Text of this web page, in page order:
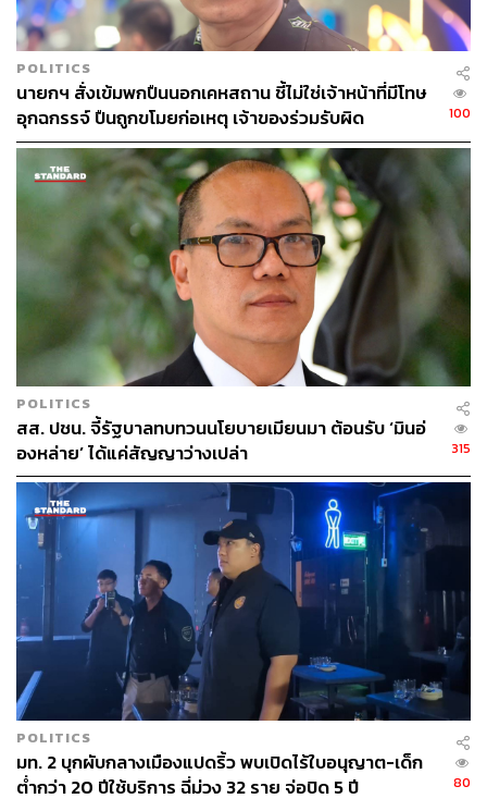
POLITICS
นายกฯ สั่งเข้มพกปืนนอกเคหสถาน ชี้ไม่ใช่เจ้าหน้าที่มีโทษ
อุกฉกรรจ์ ปืนถูกขโมยก่อเหตุ เจ้าของร่วมรับผิด
100
POLITICS
สส. ปชน. จี้รัฐบาลทบทวนนโยบายเมียนมา ต้อนรับ ‘มินอ่
องหล่าย’ ได้แค่สัญญาว่างเปล่า
315
POLITICS
มท. 2 บุกผับกลางเมืองแปดริ้ว พบเปิดไร้ใบอนุญาต-เด็ก
ต่ำกว่า 20 ปีใช้บริการ ฉี่ม่วง 32 ราย จ่อปิด 5 ปี
80